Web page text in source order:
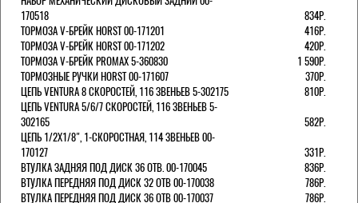
170518
834Р.
ТОРМОЗА V-БРЕЙК HORST 00-171201
416Р.
ТОРМОЗА V-БРЕЙК HORST 00-171202
420Р.
ТОРМОЗА V-БРЕЙК PROMAX 5-360830
1 590Р.
ТОРМОЗНЫЕ РУЧКИ HORST 00-171607
370Р.
ЦЕПЬ VENTURA 8 СКОРОСТЕЙ, 116 ЗВЕНЬЕВ 5-302175
810Р.
ЦЕПЬ VENTURA 5/6/7 СКОРОСТЕЙ, 116 ЗВЕНЬЕВ 5-
302165
582Р.
ЦЕПЬ 1/2Х1/8", 1-СКОРОСТНАЯ, 114 ЗВЕНЬЕВ 00-
170127
331Р.
ВТУЛКА ЗАДНЯЯ ПОД ДИСК 36 ОТВ. 00-170045
836Р.
ВТУЛКА ПЕРЕДНЯЯ ПОД ДИСК 32 ОТВ 00-170038
786Р.
ВТУЛКА ПЕРЕДНЯЯ ПОД ДИСК 36 ОТВ 00-170037
786Р.